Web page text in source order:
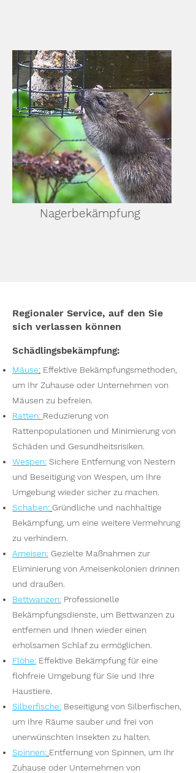
Nagerbekämpfung
Regionaler Service, auf den Sie
sich verlassen können
Schädlingsbekämpfung:
Mäuse: Effektive Bekämpfungsmethoden,
um Ihr Zuhause oder Unternehmen von
Mäusen zu befreien.
Ratten: Reduzierung von
Rattenpopulationen und Minimierung von
Schäden und Gesundheitsrisiken.
Wespen: Sichere Entfernung von Nestern
und Beseitigung von Wespen, um Ihre
Umgebung wieder sicher zu machen.
Schaben: Gründliche und nachhaltige
Bekämpfung, um eine weitere Vermehrung
zu verhindern.
Ameisen: Gezielte Maßnahmen zur
Eliminierung von Ameisenkolonien drinnen
und draußen.
Bettwanzen: Professionelle
Bekämpfungsdienste, um Bettwanzen zu
entfernen und Ihnen wieder einen
erholsamen Schlaf zu ermöglichen.
Flöhe: Effektive Bekämpfung für eine
flohfreie Umgebung für Sie und Ihre
Haustiere.
Silberfische: Beseitigung von Silberfischen,
um Ihre Räume sauber und frei von
unerwünschten Insekten zu halten.
Spinnen: Entfernung von Spinnen, um Ihr
Zuhause oder Unternehmen von